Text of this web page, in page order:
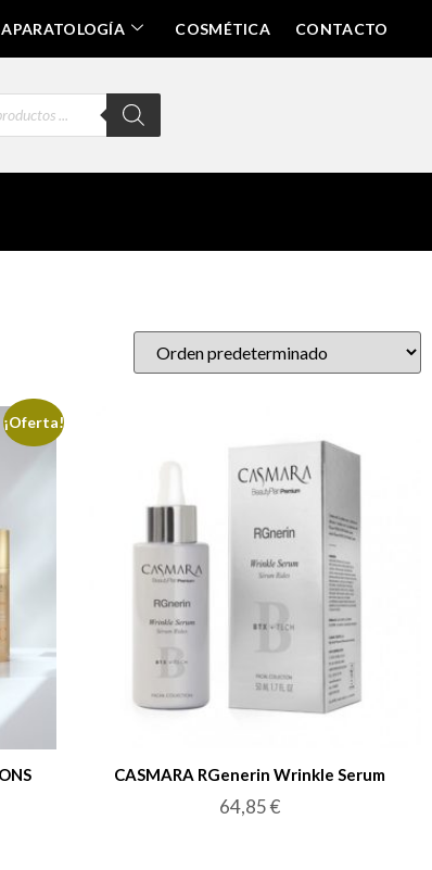
APARATOLOGÍA COSMÉTICA CONTACTO
¡Oferta!
CASMARA RGenerin Wrinkle Serum
64,85€